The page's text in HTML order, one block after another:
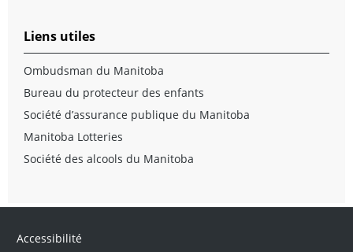
Liens utiles
Ombudsman du Manitoba
Bureau du protecteur des enfants
Société d’assurance publique du Manitoba
Manitoba Lotteries
Société des alcools du Manitoba
Accessibilité